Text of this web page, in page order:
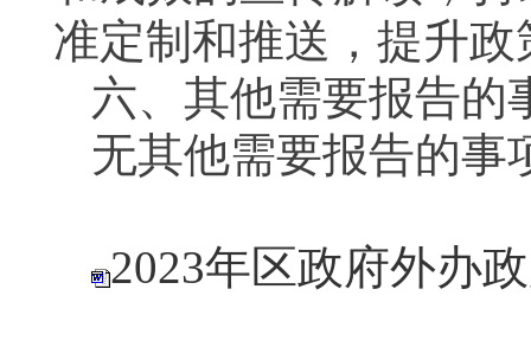
准定制和推送，提升
六、其他需要报告的
无其他需要报告的事
2023年区政府外办